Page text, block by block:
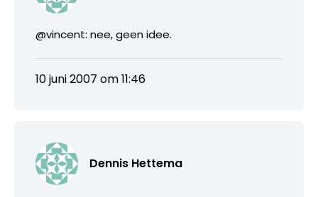
@vincent: nee, geen idee.
10 juni 2007 om 11:46
Dennis Hettema